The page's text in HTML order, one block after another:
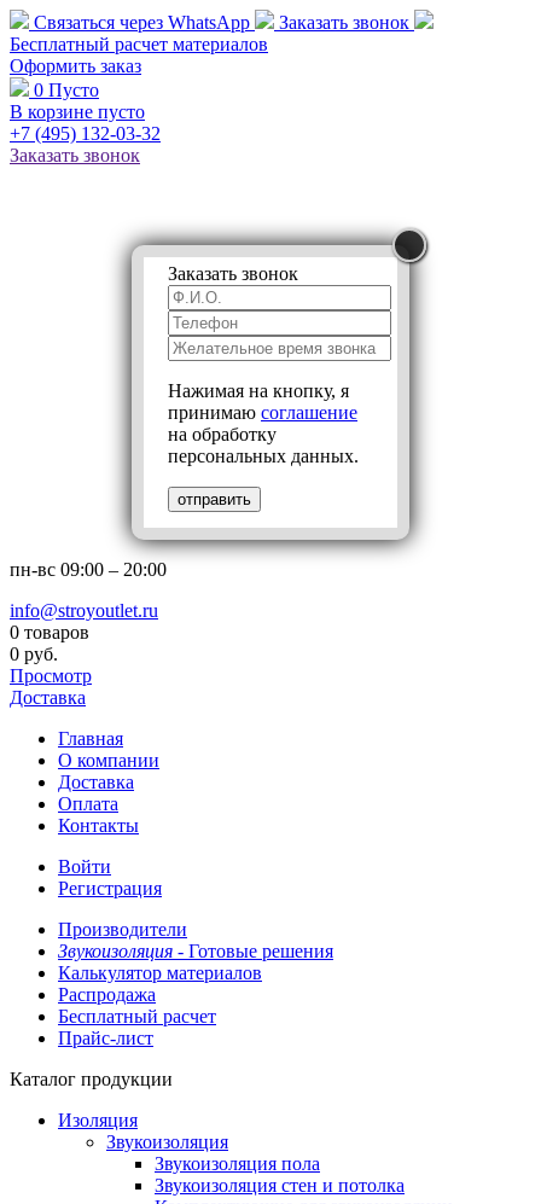
Связаться через WhatsApp
Заказать звонок
Бесплатный расчет материалов
Оформить заказ
0 Пусто
В корзине пусто
+7 (495) 132-03-32
Заказать звонок
Заказать звонок
Нажимая на кнопку, я
принимаю соглашение
на обработку
персональных данных.
отправить
пн-вс 09:00 – 20:00
info@stroyoutlet.ru
0 товаров
0 руб.
Просмотр
Доставка
Главная
О компании
Доставка
Оплата
Контакты
Войти
Регистрация
Производители
Звукоизоляция - Готовые решения
Калькулятор материалов
Распродажа
Бесплатный расчет
Прайс-лист
Каталог продукции
Изоляция
Звукоизоляция
Звукоизоляция пола
Звукоизоляция стен и потолка